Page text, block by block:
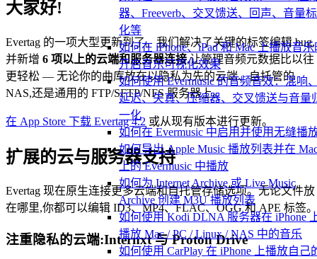
器、Freeverb、交叉馈送、回声、音量
化等
如何在 iPhone、iPad 和 Mac 上播放音乐
开启音乐可视化效果
如何使用 Evermusic 的音频音效：混响
延迟、失真、压缩器、交叉馈送与音量
一化
如何在 Evermusic 中启用并使用无缝播
如何导出 Apple Music 播放列表并在
上的 Evermusic 中播放
如何为 Internet Archive 或 Live Music
Archive 创建 M3U 播放列表
如何使用 Kodi DLNA 服务器在 iPhone
播放 Mac / PC / Linux / NAS 中的音乐
如何使用 CarPlay 在 iPhone 上播放自己
大家好!
Evertag 的一项大型更新到了。我们解决了关键的标签编辑 bug,
并新增 6 项以上的云端和服务器连接,让管理音频元数据比以往
更轻松 — 无论你的曲库放在以隐私为先的云端、自托管的
NAS,还是通用的 FTP/SFTP/NFS 服务器上。
在 App Store 下载 Evertag 4.2 或从现有版本进行更新。
扩展的云与服务器支持
Evertag 现在原生连接更多云端和自托管存储选项。无论文件放
在哪里,你都可以编辑 ID3、MP4、FLAC、OGG 和 APE 标签。
注重隐私的云端:Internxt 与 Proton Drive